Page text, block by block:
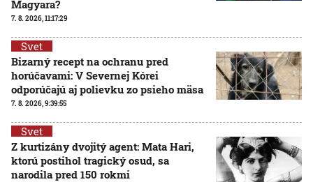
Magyara?
7. 8. 2026, 11:17:29
Svet
Bizarný recept na ochranu pred
horúčavami: V Severnej Kórei
odporúčajú aj polievku zo psieho mäsa
7. 8. 2026, 9:39:55
Svet
Z kurtizány dvojitý agent: Mata Hari,
ktorú postihol tragický osud, sa
narodila pred 150 rokmi